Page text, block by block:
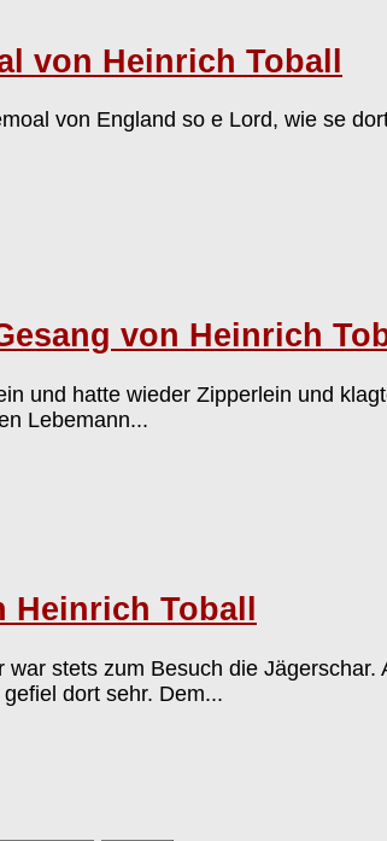
von Heinrich Toball
von England so e Lord, wie se
von Heinrich
und hatte wieder Zipperlein und
Lebemann...
Heinrich Toball
war stets zum Besuch die
dort sehr. Dem...